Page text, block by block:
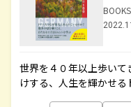
世界を４０年以上歩い
けする、人生を輝かせ